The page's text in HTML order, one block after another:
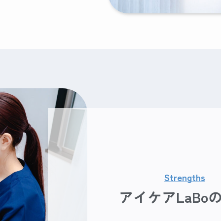
Strengths
アイケアLaBo